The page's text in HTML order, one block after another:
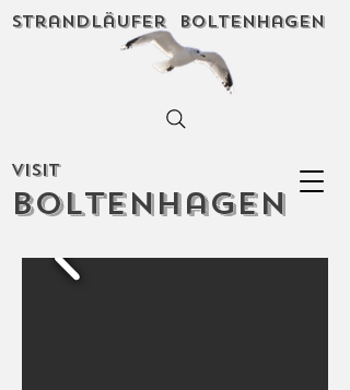
Visit
Boltenhagen
Strandläufer Boltenhagen